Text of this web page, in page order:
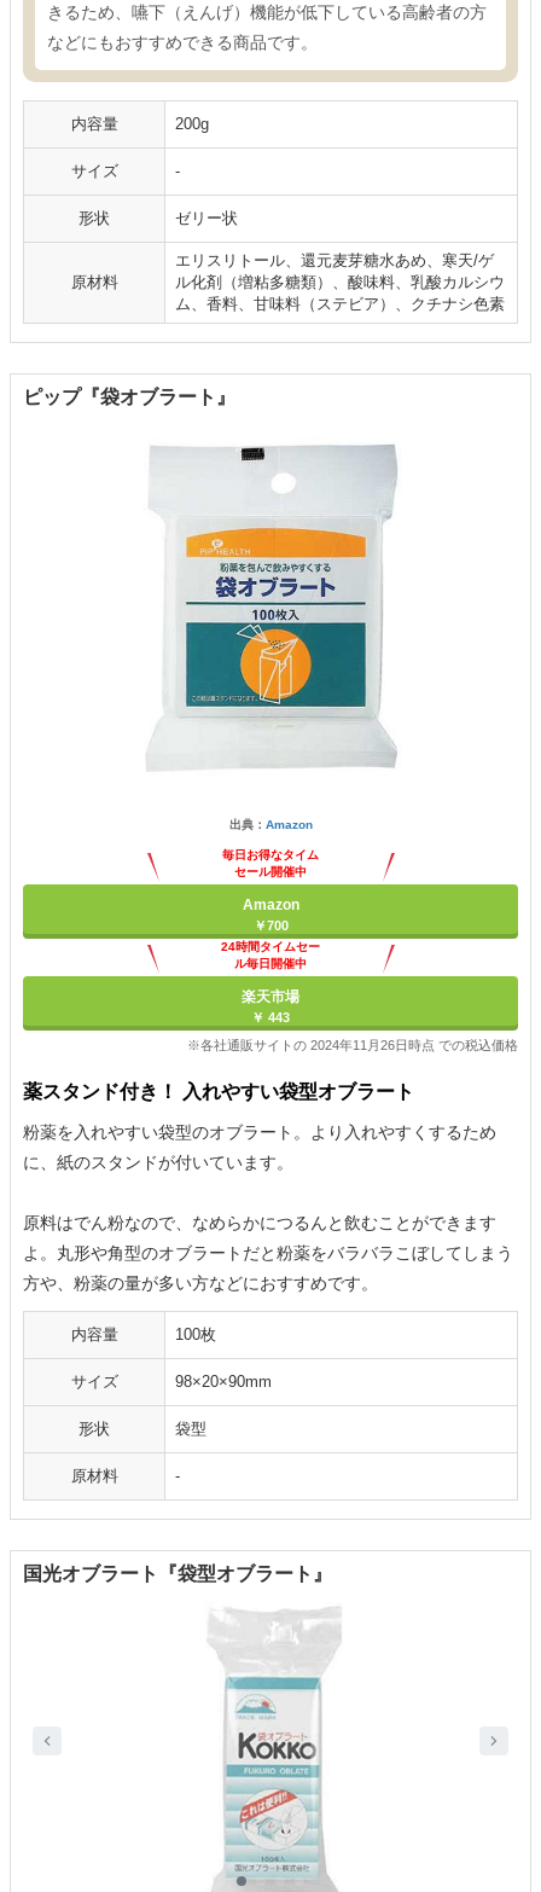
きるため、嚥下（えんげ）機能が低下している高齢者の方
などにもおすすめできる商品です。
内容量 200g
サイズ -
形状 ゼリー状
原材料
エリスリトール、還元麦芽糖水あめ、寒天/ゲ
ル化剤（増粘多糖類）、酸味料、乳酸カルシウ
ム、香料、甘味料（ステビア）、クチナシ色素
ピップ『袋オブラート』
出典： Amazon
毎日お得なタイム
セール開催中
Amazon
￥700
24時間タイムセー
ル毎日開催中
楽天市場
￥ 443
※各社通販サイトの 2024年11月26日時点 での税込価格
薬スタンド付き！ 入れやすい袋型オブラート
粉薬を入れやすい袋型のオブラート。より入れやすくするため
に、紙のスタンドが付いています。
原料はでん粉なので、なめらかにつるんと飲むことができます
よ。丸形や角型のオブラートだと粉薬をバラバラこぼしてしまう
方や、粉薬の量が多い方などにおすすめです。
内容量 100枚
サイズ 98×20×90mm
形状 袋型
原材料 -
国光オブラート『袋型オブラート』